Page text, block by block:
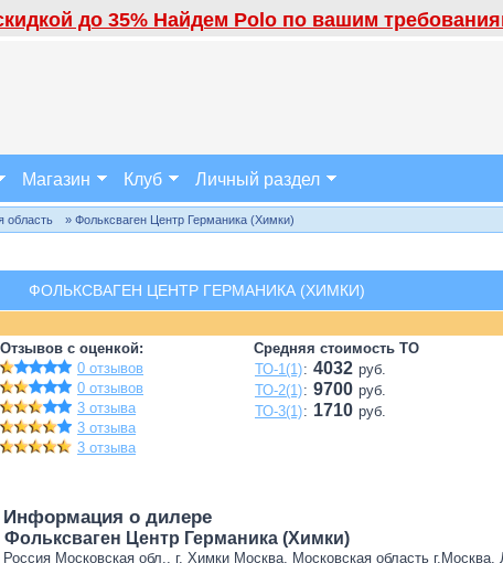
до 35% Найдем Polo по вашим
Магазин Клуб Личный раздел
область » Фольксваген Центр Германика (Химки)
ФОЛЬКСВАГЕН ЦЕНТР ГЕРМАНИКА (ХИМКИ)
Отзывов с оценкой:
0 отзывов
0 отзывов
3 отзыва
3 отзыва
3 отзыва
Средняя стоимость ТО
ТО-1(1): 4032 руб.
ТО-2(1): 9700 руб.
ТО-3(1): 1710 руб.
Информация о дилере
Фольксваген Центр Германика (Химки)
Россия Московская обл., г. Химки Москва, Московская область